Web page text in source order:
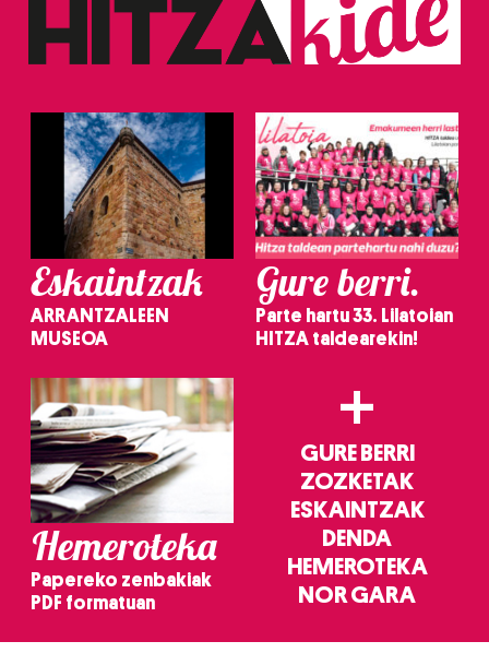
Eskaintzak
ARRANTZALEEN
MUSEOA
Gure berri.
Parte hartu 33. Lilatoian
HITZA taldearekin!
Hemeroteka
Papereko zenbakiak
PDF formatuan
+
GURE BERRI
ZOZKETAK
ESKAINTZAK
DENDA
HEMEROTEKA
NOR GARA